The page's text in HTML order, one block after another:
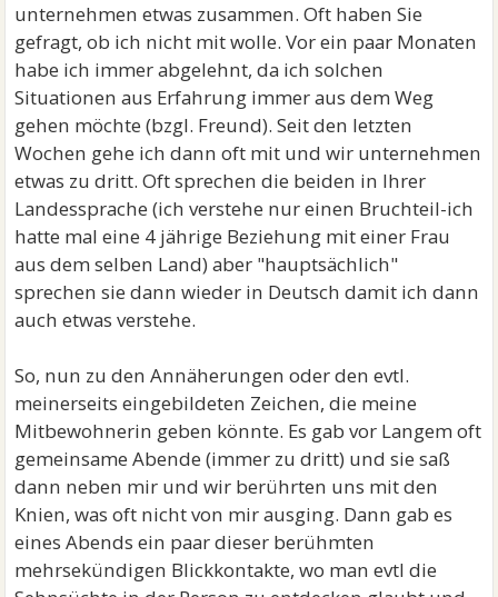
unternehmen etwas zusammen. Oft haben Sie
gefragt, ob ich nicht mit wolle. Vor ein paar Monaten
habe ich immer abgelehnt, da ich solchen
Situationen aus Erfahrung immer aus dem Weg
gehen möchte (bzgl. Freund). Seit den letzten
Wochen gehe ich dann oft mit und wir unternehmen
etwas zu dritt. Oft sprechen die beiden in Ihrer
Landessprache (ich verstehe nur einen Bruchteil-ich
hatte mal eine 4 jährige Beziehung mit einer Frau
aus dem selben Land) aber "hauptsächlich"
sprechen sie dann wieder in Deutsch damit ich dann
auch etwas verstehe.
So, nun zu den Annäherungen oder den evtl.
meinerseits eingebildeten Zeichen, die meine
Mitbewohnerin geben könnte. Es gab vor Langem oft
gemeinsame Abende (immer zu dritt) und sie saß
dann neben mir und wir berührten uns mit den
Knien, was oft nicht von mir ausging. Dann gab es
eines Abends ein paar dieser berühmten
mehrsekündigen Blickkontakte, wo man evtl die